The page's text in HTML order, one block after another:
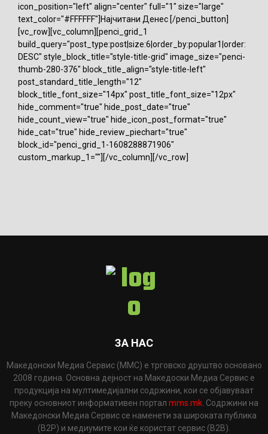
icon_position="left" align="center" full="1" size="large"
text_color="#FFFFFF"]Најчитани Денес [/penci_button]
[vc_row][vc_column][penci_grid_1
build_query="post_type:post|size:6|order_by:popular1|order:
DESC" style_block_title="style-title-grid" image_size="penci-
thumb-280-376" block_title_align="style-title-left"
post_standard_title_length="12"
block_title_font_size="14px" post_title_font_size="12px"
hide_comment="true" hide_post_date="true"
hide_count_view="true" hide_icon_post_format="true"
hide_cat="true" hide_review_piechart="true"
block_id="penci_grid_1-1608288871906"
custom_markup_1=""][/vc_column][/vc_row]
ЗА НАС
Македонски Медиа Сервис (ММС) е трговско друштво основано
2008 година. Основна дејност на Македоски Медиа Сервис е
продукција на мултимедијални содржини, кои се објавуваат
преку основниот информативен портал mms.mk. Содржини на
Македонски Медиа Сервис се наменети за широката публика
(B2P) и медиумите кои ќе користат сервис (B2B).